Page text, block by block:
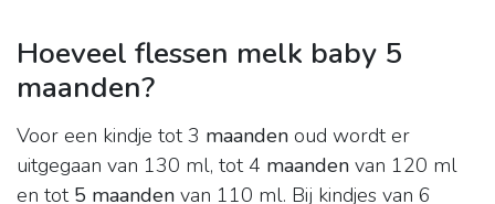
Hoeveel flessen melk baby 5
maanden?
Voor een kindje tot 3 maanden oud wordt er
uitgegaan van 130 ml, tot 4 maanden van 120 ml
en tot 5 maanden van 110 ml. Bij kindjes van 6